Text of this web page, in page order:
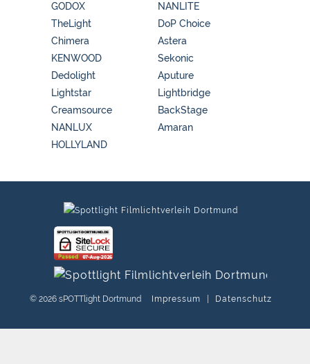
GODOX
NANLITE
TheLight
Chimera
KENWOOD
Dedolight
Lightstar
Creamsource
NANLUX
HOLLYLAND
DoP Choice
Astera
Sekonic
Aputure
Lightbridge
BackStage
Amaran
© 2026 sPOTTlight Dortmund Impressum Datenschutz